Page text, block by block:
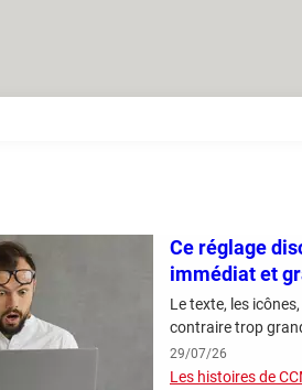
Ce réglage
immédiat et
Le texte, les
contraire trop
29/07/26
Les histoires de